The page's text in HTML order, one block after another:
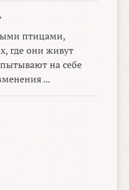
птицами,
где они живут
на себе
...